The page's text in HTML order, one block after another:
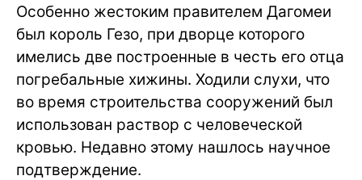
Особенно жестоким правителем Дагомеи
был король Гезо, при дворце которого
имелись две построенные в честь его отца
погребальные хижины. Ходили слухи, что
во время строительства сооружений был
использован раствор с человеческой
кровью. Недавно этому нашлось научное
подтверждение.